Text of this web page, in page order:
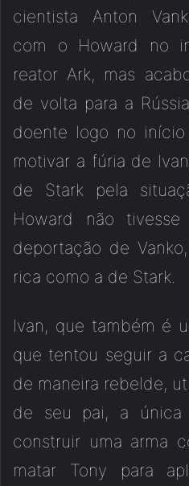
cientista Anton
com o Howard no
reator Ark, mas
de volta para a
doente logo no
motivar a fúria de
de Stark pela
Howard não
deportação de
rica como a de Stark.
Ivan, que também é
que tentou seguir a
de maneira rebelde,
de seu pai, a única
construir uma arma
matar Tony para